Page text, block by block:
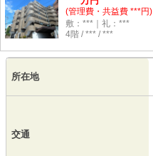
(管理費・共益費 ***円)
敷：***｜礼：***
4階 / *** / ***
所在地
交通